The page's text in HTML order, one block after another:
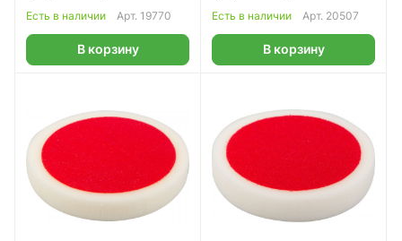
Есть в наличии Арт. 19770
В корзину
Есть в наличии Арт. 20507
В корзину